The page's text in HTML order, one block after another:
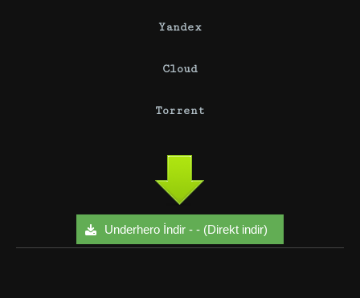
Yandex
Cloud
Torrent
Underhero İndir - - (Direkt indir)